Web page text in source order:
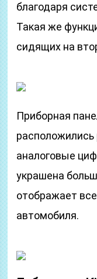
благодаря
Такая же
сидящих на
Приборная
аналоговые
украшена
отображает
автомобиля.